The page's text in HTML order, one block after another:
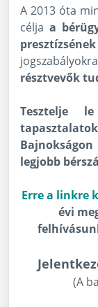
A 2013 óta
céljaa
résztvevők
Tesztelje
legjobb
Erre a linkre
évi
(A